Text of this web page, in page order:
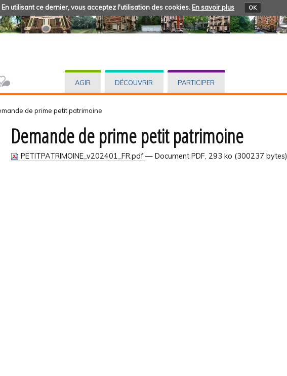
utilisant ce dernier, vous acceptez l'utilisation des cookies. En savoir plus OK
AGIR DÉCOUVRIR PARTICIPER
de prime petit patrimoine
Demande de prime petit patrimoine
PETITPATRIMOINE_v202401_FR.pdf — Document PDF, 293 ko (300237 bytes)